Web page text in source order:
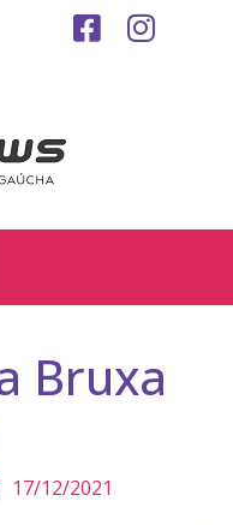
Bruxa
17/12/2021